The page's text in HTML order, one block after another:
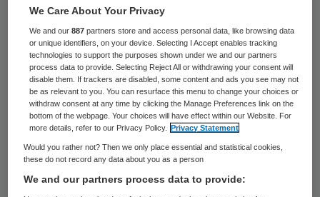
zorgbehoefte, vormen samen zo’n 5
procent van het bezoek op de spoedeisende
hulp (SEH) van ziekenhuizen. De vraag is
echter of verdere concentratie van die
hoogcomplexe acute zorg niet negatieve
gevolgen heeft voor de overige 95 procent
SEH-patiënten.
Concentratie acute zorg in
We Care About Your Privacy
We and our887 partners store and access personal data, like browsing data
or unique identifiers, on your device. Selecting I Accept enables tracking
technologies to support the purposes shown under we and our partners
process data to provide. Selecting Reject All or withdrawing your consent will
disable them. If trackers are disabled, some content and ads you see may not
be as relevant to you. You can resurface this menu to change your choices or
withdraw consent at any time by clicking the Manage Preferences link on the
bottom of the webpage. Your choices will have effect within our Website. For
more details, refer to our Privacy Policy.
Privacy Statement
Would you rather not? Then we only place essential and statistical cookies,
these do not record any data about you as a person
We and our partners process data to provide: